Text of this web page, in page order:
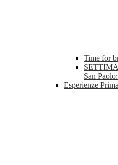
Time for
San
Esperienze